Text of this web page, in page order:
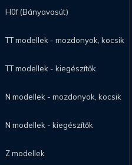
H0f (Bányavasút)
TT modellek - mozdonyok, kocsik
TT modellek - kiegészítők
N modellek - mozdonyok, kocsik
N modellek - kiegészítők
Z modellek